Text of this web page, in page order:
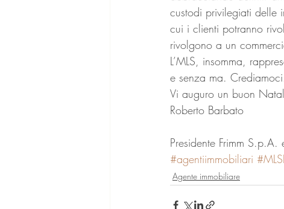
custodi privilegiati delle
cui i clienti potranno
rivolgono a un
L’MLS, insomma,
e senza ma. Crediamoci.
Vi auguro un buon
Roberto Barbato
Presidente Frimm S.p.A.
#agentiimmobiliari
Agente immobiliare